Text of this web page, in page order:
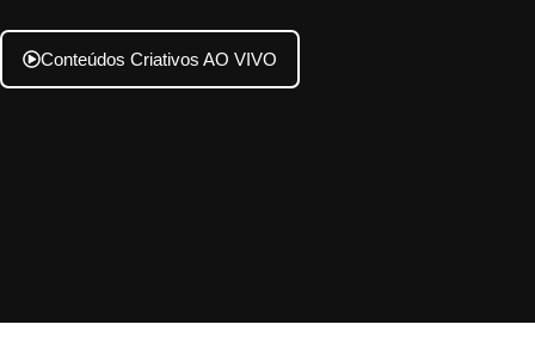
Conteúdos Criativos AO VIVO